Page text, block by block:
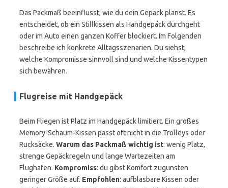
Das Packmaß beeinflusst, wie du dein Gepäck planst. Es
entscheidet, ob ein Stillkissen als Handgepäck durchgeht
oder im Auto einen ganzen Koffer blockiert. Im Folgenden
beschreibe ich konkrete Alltagsszenarien. Du siehst,
welche Kompromisse sinnvoll sind und welche Kissentypen
sich bewähren.
Flugreise mit Handgepäck
Beim Fliegen ist Platz im Handgepäck limitiert. Ein großes
Memory-Schaum-Kissen passt oft nicht in die Trolleys oder
Rucksäcke. Warum das Packmaß wichtig ist: wenig Platz,
strenge Gepäckregeln und lange Wartezeiten am
Flughafen. Kompromiss: du gibst Komfort zugunsten
geringer Größe auf. Empfohlen: aufblasbare Kissen oder